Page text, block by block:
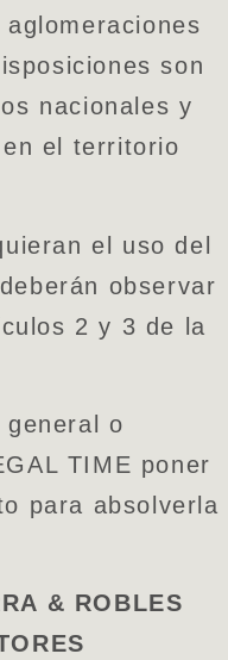
son
nacionales y
el territorio
el uso del
observar
2 y 3 de la
general o
TIME poner
para absolverla
& ROBLES